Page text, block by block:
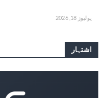
يوليوز 18, 2026
اشتہار